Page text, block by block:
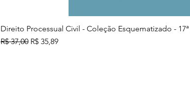
Direito Processual Civil - Coleção Esquematizado -
Preço normal
R$ 37,00 Preço promocional
R$ 35,89